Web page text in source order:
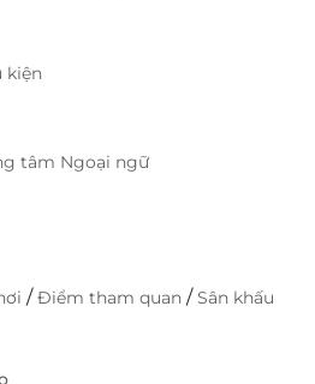
ấn tượng.
kiện
tâm Ngoại ngữ
/Điểm tham quan /Sân khấu